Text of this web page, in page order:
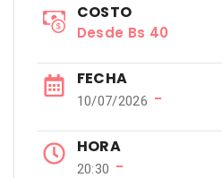
COSTO
Desde Bs 40
FECHA
10/07/2026 −
HORA
20:30 −